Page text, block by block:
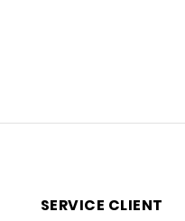
SERVICE CLIENT